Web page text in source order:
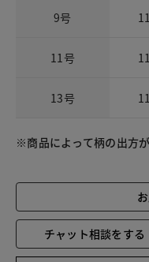
9号
11号
13号
※商品によって柄の出方が
チャット相談をする